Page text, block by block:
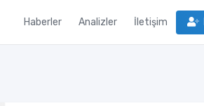
Haberler Analizler İletişim